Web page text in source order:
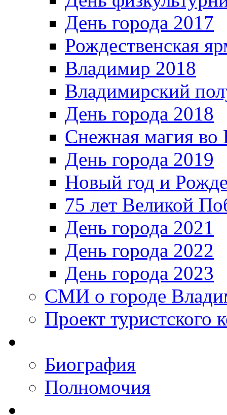
День города 2017
Рождественская
Владимир 2018
Владимирский
День города 2018
Снежная магия во
День города 2019
Новый год и
75 лет Великой
День города 2021
День города 2022
День города 2023
СМИ о городе
Проект туристского
Биография
Полномочия